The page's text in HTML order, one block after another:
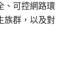
、可控網路環
族群，以及對